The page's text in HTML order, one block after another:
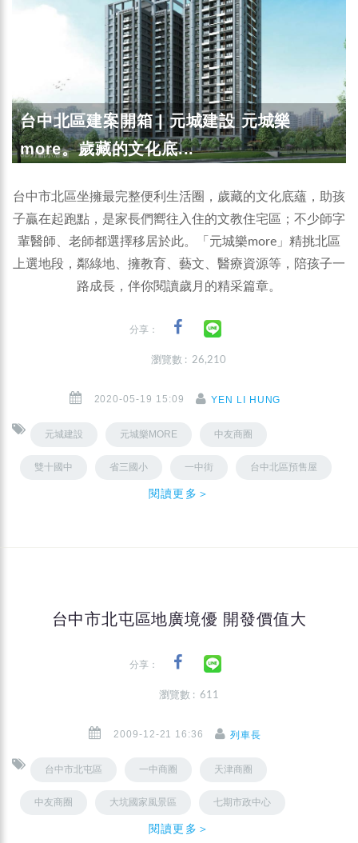
台中北區建案開箱 | 元城建設 元城樂
more。歲藏的文化底...
台中市北區坐擁最完整便利生活圈，歲藏的文化底蘊，助孩
子贏在起跑點，是家長們嚮往入住的文教住宅區；不少師字
輩醫師、老師都選擇移居於此。「元城樂more」精挑北區
上選地段，鄰綠地、擁教育、藝文、醫療資源等，陪孩子一
路成長，伴你閱讀歲月的精采篇章。
分享：
瀏覽數 : 26,210
2020-05-19 15:09 YEN LI HUNG
元城建設 元城樂MORE 中友商圈
雙十國中 省三國小 一中街 台中北區預售屋
閱讀更多＞
台中市北屯區地廣境優 開發價值大
分享：
瀏覽數 : 611
2009-12-21 16:36 列車長
台中市北屯區 一中商圈 天津商圈
中友商圈 大坑國家風景區 七期市政中心
閱讀更多＞